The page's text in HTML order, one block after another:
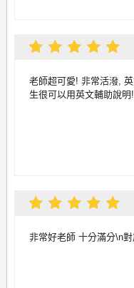
老師超可愛! 非常活潑,
生很可以用英文輔助說明!
非常好老師 十分滿分\n